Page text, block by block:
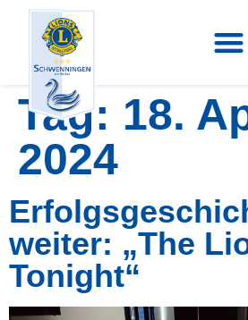
Tag: 18.
2024
weiter: „The
Tonight“